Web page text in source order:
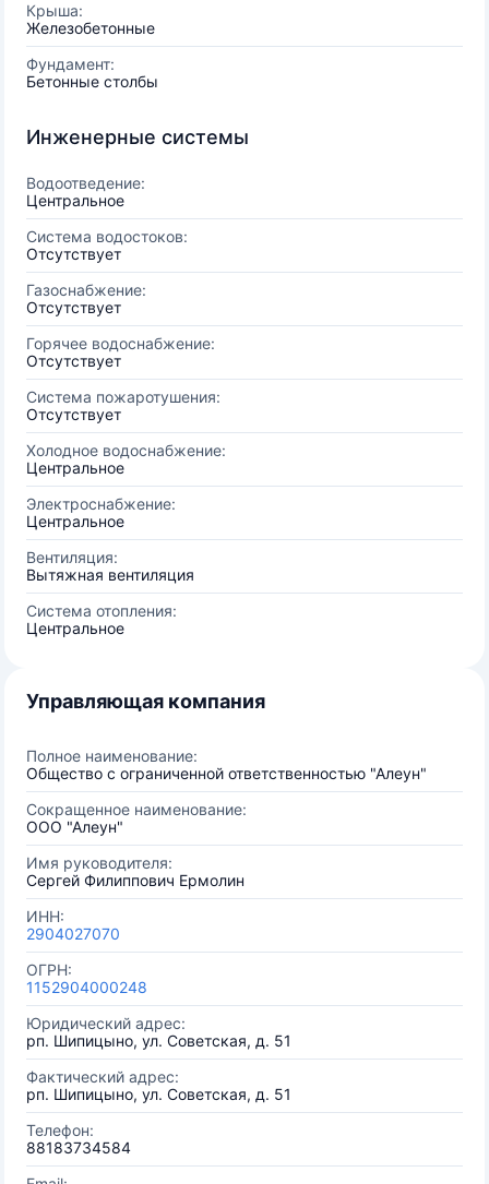
Крыша:
Железобетонные
Фундамент:
Бетонные столбы
Инженерные системы
Водоотведение:
Центральное
Система водостоков:
Отсутствует
Газоснабжение:
Отсутствует
Горячее водоснабжение:
Отсутствует
Система пожаротушения:
Отсутствует
Холодное водоснабжение:
Центральное
Электроснабжение:
Центральное
Вентиляция:
Вытяжная вентиляция
Система отопления:
Центральное
Управляющая компания
Полное наименование:
Общество с ограниченной ответственностью "Алеун"
Сокращенное наименование:
ООО "Алеун"
Имя руководителя:
Сергей Филиппович Ермолин
ИНН:
2904027070
ОГРН:
1152904000248
Юридический адрес:
рп. Шипицыно, ул. Советская, д. 51
Фактический адрес:
рп. Шипицыно, ул. Советская, д. 51
Телефон:
88183734584